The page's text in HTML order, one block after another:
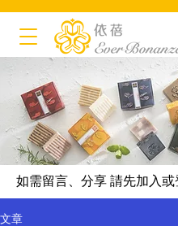
如需留言、分享 請先加入或
文章